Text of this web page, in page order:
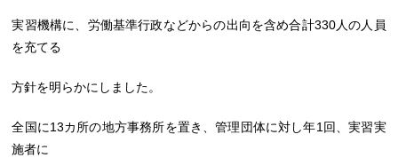
実習機構に、労働基準行政などからの出向を含め合計330人の人員
を充てる
方針を明らかにしました。
全国に13カ所の地方事務所を置き、管理団体に対し年1回、実習実
施者に